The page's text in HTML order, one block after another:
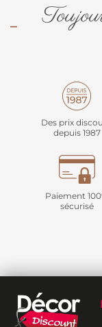
Des prix
depuis 1987
Paiement
sécurisé